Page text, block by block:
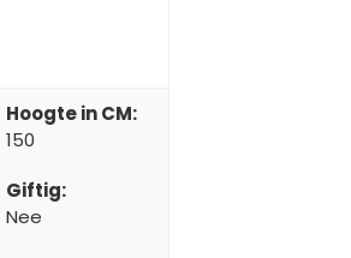
Hoogte in CM:
150
Giftig:
Nee